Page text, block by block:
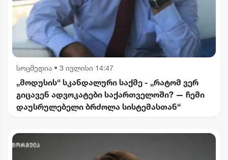
სოცმედია • 3 ივლისი 14:47
„მოდუსის“ სკანდალური საქმე - „რატომ ვერ
გიცავენ ადვოკატები საქართველოში? — ჩემი
დაუსრულებელი ბრძოლა სისტემასთან“